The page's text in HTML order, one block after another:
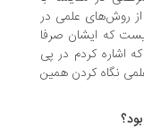
علمی در
ایشان صرفا
کردم در پی
کردن همین